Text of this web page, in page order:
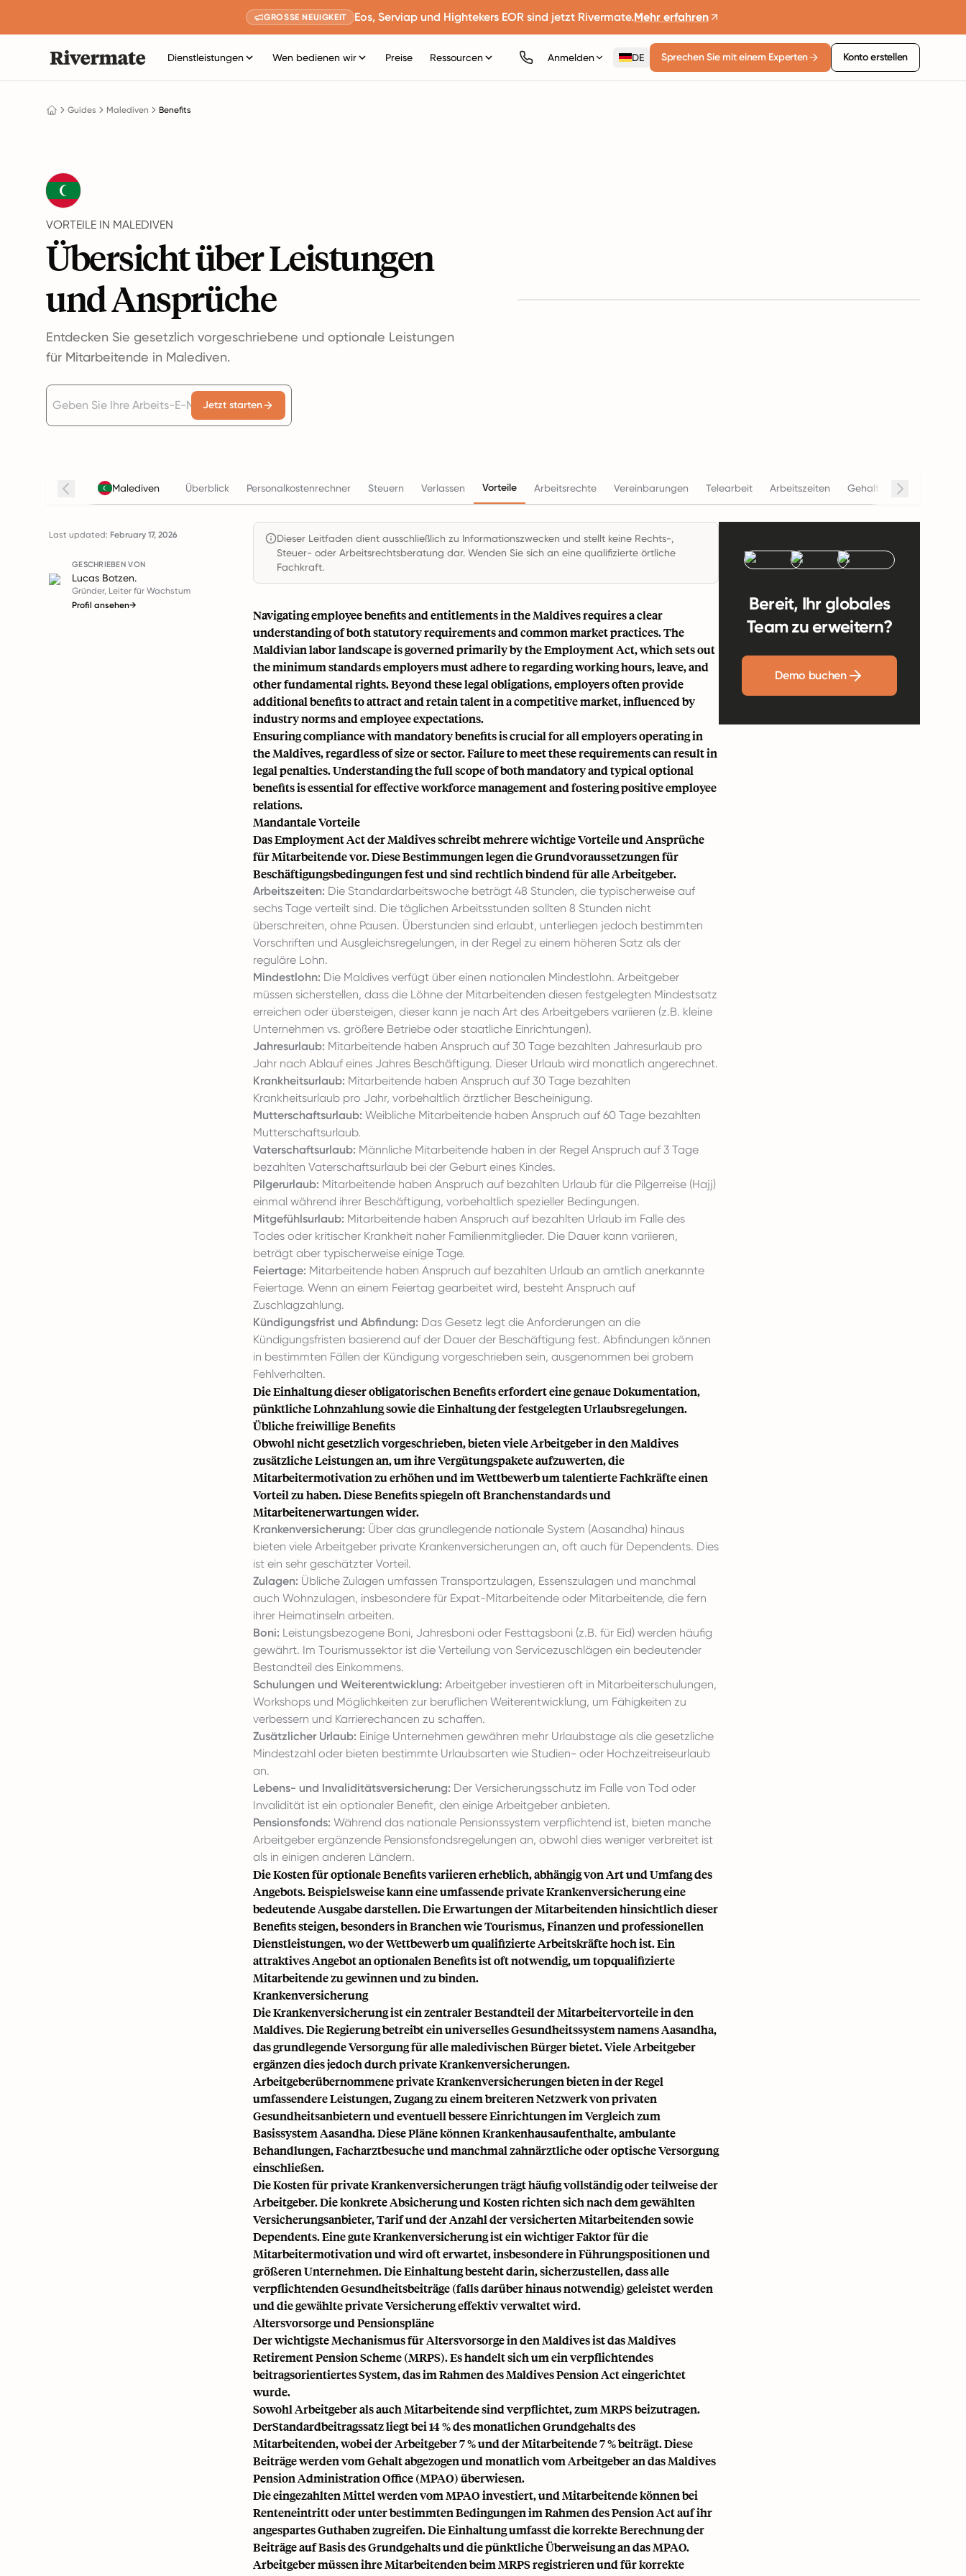
GROSSE NEUIGKEIT Eos, Serviap und Hightekers EOR sind jetzt Rivermate.Mehr erfahren
Dienstleistungen Wen bedienen wir Preise Ressourcen Anmelden DE Sprechen Sie mit einem Experten Konto erstellen
Guides Malediven Benefits
VORTEILE IN MALEDIVEN
Übersicht über Leistungen
und Ansprüche
Entdecken Sie gesetzlich vorgeschriebene und optionale Leistungen
für Mitarbeitende in Malediven.
Jetzt starten
Malediven Überblick Personalkostenrechner Steuern Verlassen Vorteile Arbeitsrechte Vereinbarungen Telearbeit Arbeitszeiten Gehalt Beendigung
Last updated: February 17, 2026
GESCHRIEBEN VON
Lucas Botzen.
Gründer, Leiter für Wachstum
Profil ansehen→
Dieser Leitfaden dient ausschließlich zu Informationszwecken und stellt keine Rechts-,
Steuer- oder Arbeitsrechtsberatung dar. Wenden Sie sich an eine qualifizierte örtliche
Fachkraft.
Navigating employee benefits and entitlements in the Maldives requires a clear
understanding of both statutory requirements and common market practices. The
Maldivian labor landscape is governed primarily by the Employment Act, which sets out
the minimum standards employers must adhere to regarding working hours, leave, and
otherfundamental rights. Beyond these legal obligations, employers often provide
additional benefits to attract and retain talent in a competitive market, influenced by
industry norms and employee expectations.
Ensuring compliance with mandatory benefits is crucial for all employers operating in
the Maldives, regardless of size or sector. Failure to meet these requirements can result in
legal penalties. Understanding the full scope of both mandatory and typical optional
benefits is essential for effective workforce management and fostering positive employee
relations.
Mandantale Vorteile
Das Employment Act der Maldives schreibt mehrere wichtige Vorteile und Ansprüche
für Mitarbeitende vor. Diese Bestimmungen legen die Grundvoraussetzungen für
Beschäftigungsbedingungen fest und sind rechtlich bindend für alle Arbeitgeber.
Arbeitszeiten: Die Standardarbeitswoche beträgt 48 Stunden, die typischerweise auf
sechs Tage verteilt sind. Die täglichen Arbeitsstunden sollten 8 Stunden nicht
überschreiten, ohne Pausen. Überstunden sind erlaubt, unterliegen jedoch bestimmten
Vorschriften und Ausgleichsregelungen, in der Regel zu einem höheren Satz als der
reguläre Lohn.
Mindestlohn: Die Maldives verfügt über einen nationalen Mindestlohn. Arbeitgeber
müssen sicherstellen, dass die Löhne der Mitarbeitenden diesen festgelegten Mindestsatz
erreichen oder übersteigen, dieser kann je nach Art des Arbeitgebers variieren (z.B. kleine
Unternehmen vs. größere Betriebe oder staatliche Einrichtungen).
Jahresurlaub: Mitarbeitende haben Anspruch auf 30 Tage bezahlten Jahresurlaub pro
Jahr nach Ablauf eines Jahres Beschäftigung. Dieser Urlaub wird monatlich angerechnet.
Krankheitsurlaub: Mitarbeitende haben Anspruch auf 30 Tage bezahlten
Krankheitsurlaub pro Jahr, vorbehaltlich ärztlicher Bescheinigung.
Mutterschaftsurlaub: Weibliche Mitarbeitende haben Anspruch auf 60 Tage bezahlten
Mutterschaftsurlaub.
Vaterschaftsurlaub: Männliche Mitarbeitende haben in der Regel Anspruch auf 3 Tage
bezahlten Vaterschaftsurlaub bei der Geburt eines Kindes.
Pilgerurlaub: Mitarbeitende haben Anspruch auf bezahlten Urlaub für die Pilgerreise (Hajj)
einmal während ihrer Beschäftigung, vorbehaltlich spezieller Bedingungen.
Mitgefühlsurlaub: Mitarbeitende haben Anspruch auf bezahlten Urlaub im Falle des
Todes oder kritischer Krankheit naher Familienmitglieder. Die Dauer kann variieren,
beträgt aber typischerweise einige Tage.
Feiertage: Mitarbeitende haben Anspruch auf bezahlten Urlaub an amtlich anerkannte
Feiertage. Wenn an einem Feiertag gearbeitet wird, besteht Anspruch auf
Zuschlagzahlung.
Kündigungsfrist und Abfindung: Das Gesetz legt die Anforderungen an die
Kündigungsfristen basierend auf der Dauer der Beschäftigung fest. Abfindungen können
in bestimmten Fällen der Kündigung vorgeschrieben sein, ausgenommen bei grobem
Fehlverhalten.
Die Einhaltung dieser obligatorischen Benefits erfordert eine genaue Dokumentation,
pünktliche Lohnzahlung sowie die Einhaltung der festgelegten Urlaubsregelungen.
Übliche freiwillige Benefits
Obwohl nicht gesetzlich vorgeschrieben, bieten viele Arbeitgeber in den Maldives
zusätzliche Leistungen an, um ihre Vergütungspakete aufzuwerten, die
Mitarbeitermotivation zu erhöhen und im Wettbewerb um talentierte Fachkräfte einen
Vorteil zu haben. Diese Benefits spiegeln oft Branchenstandards und
Mitarbeitenerwartungen wider.
Krankenversicherung: Über das grundlegende nationale System (Aasandha) hinaus
bieten viele Arbeitgeber private Krankenversicherungen an, oft auch für Dependents. Dies
ist ein sehr geschätzter Vorteil.
Zulagen: Übliche Zulagen umfassen Transportzulagen, Essenszulagen und manchmal
auch Wohnzulagen, insbesondere für Expat-Mitarbeitende oder Mitarbeitende, die fern
ihrer Heimatinseln arbeiten.
Boni: Leistungsbezogene Boni, Jahresboni oder Festtagsboni (z.B. für Eid) werden häufig
gewährt. Im Tourismussektor ist die Verteilung von Servicezuschlägen ein bedeutender
Bestandteil des Einkommens.
Schulungen und Weiterentwicklung: Arbeitgeber investieren oft in Mitarbeiterschulungen,
Workshops und Möglichkeiten zur beruflichen Weiterentwicklung, um Fähigkeiten zu
verbessern und Karrierechancen zu schaffen.
Zusätzlicher Urlaub: Einige Unternehmen gewähren mehr Urlaubstage als die gesetzliche
Mindestzahl oder bieten bestimmte Urlaubsarten wie Studien- oder Hochzeitreiseurlaub
an.
Lebens- und Invaliditätsversicherung: Der Versicherungsschutz im Falle von Tod oder
Invalidität ist ein optionaler Benefit, den einige Arbeitgeber anbieten.
Pensionsfonds: Während das nationale Pensionssystem verpflichtend ist, bieten manche
Arbeitgeber ergänzende Pensionsfondsregelungen an, obwohl dies weniger verbreitet ist
als in einigen anderen Ländern.
Die Kosten für optionale Benefits variieren erheblich, abhängig von Art und Umfang des
Angebots. Beispielsweise kann eine umfassende private Krankenversicherung eine
bedeutende Ausgabe darstellen. Die Erwartungen der Mitarbeitenden hinsichtlich dieser
Benefits steigen, besonders in Branchen wie Tourismus, Finanzen und professionellen
Dienstleistungen, wo der Wettbewerb um qualifizierte Arbeitskräfte hoch ist. Ein
attraktives Angebot an optionalen Benefits ist oft notwendig, um topqualifizierte
Mitarbeitende zu gewinnen und zu binden.
Krankenversicherung
Die Krankenversicherung ist ein zentraler Bestandteil der Mitarbeitervorteile in den
Maldives. Die Regierung betreibt ein universelles Gesundheitssystem namens Aasandha,
das grundlegende Versorgung für alle maledivischen Bürger bietet. Viele Arbeitgeber
ergänzen dies jedoch durch private Krankenversicherungen.
Arbeitgeberübernommene private Krankenversicherungen bieten in der Regel
umfassendere Leistungen, Zugang zu einem breiteren Netzwerk von privaten
Gesundheitsanbietern und eventuell bessere Einrichtungen im Vergleich zum
Basissystem Aasandha. Diese Pläne können Krankenhausaufenthalte, ambulante
Behandlungen, Facharztbesuche und manchmal zahnärztliche oder optische Versorgung
einschließen.
Die Kosten für private Krankenversicherungen trägt häufig vollständig oder teilweise der
Arbeitgeber. Die konkrete Absicherung und Kosten richten sich nach dem gewählten
Versicherungsanbieter, Tarif und der Anzahl der versicherten Mitarbeitenden sowie
Dependents. Eine gute Krankenversicherung ist ein wichtiger Faktor für die
Mitarbeitermotivation und wird oft erwartet, insbesondere in Führungspositionen und
größeren Unternehmen. Die Einhaltung besteht darin, sicherzustellen, dass alle
verpflichtenden Gesundheitsbeiträge (falls darüber hinaus notwendig) geleistet werden
und die gewählte private Versicherung effektiv verwaltet wird.
Altersvorsorge und Pensionspläne
Der wichtigste Mechanismus für Altersvorsorge in den Maldives ist das Maldives
Retirement Pension Scheme (MRPS). Es handelt sich um ein verpflichtendes
beitragsorientiertes System, das im Rahmen des Maldives Pension Act eingerichtet
wurde.
Sowohl Arbeitgeber als auch Mitarbeitende sind verpflichtet, zum MRPS beizutragen.
DerStandardbeitragssatz liegt bei 14 % des monatlichen Grundgehalts des
Mitarbeitenden, wobei der Arbeitgeber 7 % und der Mitarbeitende 7 % beiträgt. Diese
Beiträge werden vom Gehalt abgezogen und monatlich vom Arbeitgeber an das Maldives
Pension Administration Office (MPAO) überwiesen.
Die eingezahlten Mittel werden vom MPAO investiert, und Mitarbeitende können bei
Renteneintritt oder unter bestimmten Bedingungen im Rahmen des Pension Act auf ihr
angespartes Guthaben zugreifen. Die Einhaltung umfasst die korrekte Berechnung der
Beiträge auf Basis des Grundgehalts und die pünktliche Überweisung an das MPAO.
Arbeitgeber müssen ihre Mitarbeitenden beim MRPS registrieren und für korrekte
Bereit, Ihr globales
Team zu erweitern?
Demo buchen